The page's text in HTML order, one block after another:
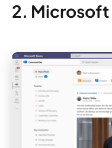
2. Microsoft